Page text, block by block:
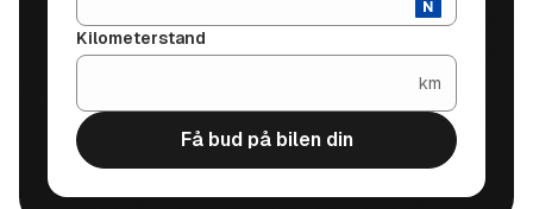
Kilometerstand
km
Få bud på bilen din